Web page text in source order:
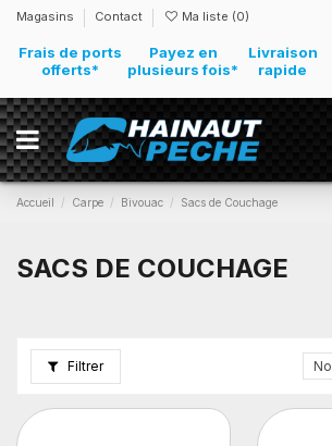
Magasins Contact Ma liste (0)
Frais de ports
offerts*
Payez en
plusieurs fois*
Livraison
rapide
Accueil Carpe Bivouac Sacs de Couchage
SACS DE COUCHAGE
Filtrer